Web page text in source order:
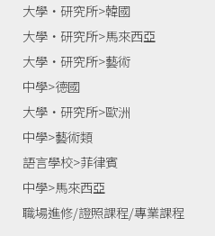
大學‧研究所>韓國
大學‧研究所>馬來西亞
大學‧研究所>藝術
中學>德國
大學‧研究所>歐洲
中學>藝術類
語言學校>菲律賓
中學>馬來西亞
職場進修/證照課程/專業課程